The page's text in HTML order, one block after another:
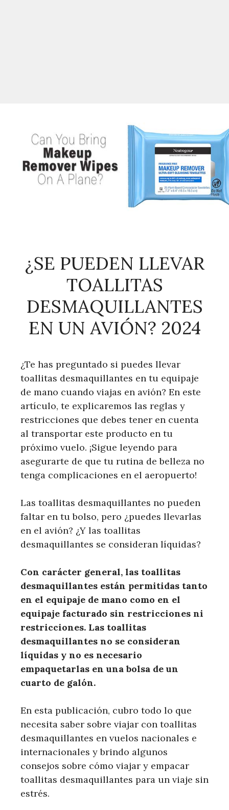
¿SE PUEDEN LLEVAR
TOALLITAS
DESMAQUILLANTES
EN UN AVIÓN? 2024
¿Te has preguntado si puedes llevar
toallitas desmaquillantes en tu equipaje
de mano cuando viajas en avión? En este
artículo, te explicaremos las reglas y
restricciones que debes tener en cuenta
al transportar este producto en tu
próximo vuelo. ¡Sigue leyendo para
asegurarte de que tu rutina de belleza no
tenga complicaciones en el aeropuerto!
Las toallitas desmaquillantes no pueden
faltar en tu bolso, pero ¿puedes llevarlas
en el avión? ¿Y las toallitas
desmaquillantes se consideran líquidas?
Con carácter general, las toallitas
desmaquillantes están permitidas tanto
en el equipaje de mano como en el
equipaje facturado sin restricciones ni
restricciones. Las toallitas
desmaquillantes no se consideran
líquidas y no es necesario
empaquetarlas en una bolsa de un
cuarto de galón.
En esta publicación, cubro todo lo que
necesita saber sobre viajar con toallitas
desmaquillantes en vuelos nacionales e
internacionales y brindo algunos
consejos sobre cómo viajar y empacar
toallitas desmaquillantes para un viaje sin
estrés.